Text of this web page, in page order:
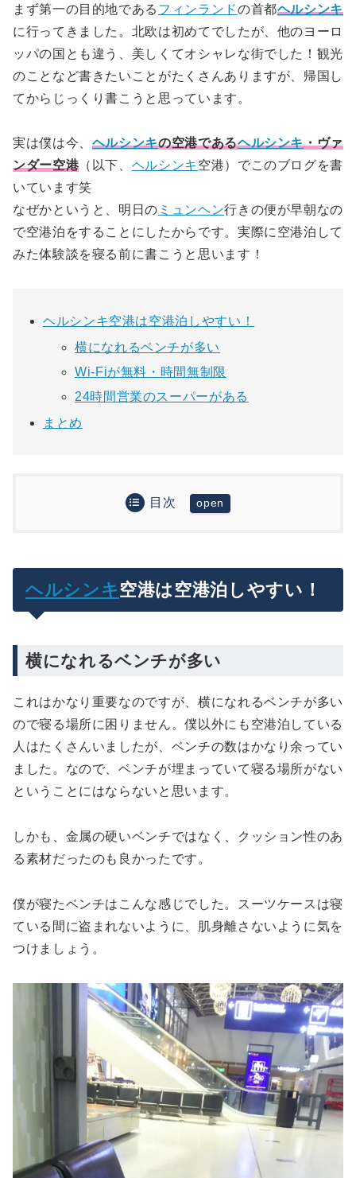
まず第一の目的地である フィンランドの首都ヘルシンキ
に行ってきました。北欧は初めてでしたが、他のヨーロ
ッパの国とも違う、美しくてオシャレな街でした！観光
のことなど書きたいことがたくさんありますが、帰国し
てからじっくり書こうと思っています。
実は僕は今、 ヘルシンキの空港であるヘルシンキ・ヴァ
ンダー空港（以下、 ヘルシンキ 空港）でこのブログを書
いています笑
なぜかというと、明日の ミュンヘン行きの便が早朝なの
で空港泊をすることにしたからです。実際に空港泊して
みた体験談を寝る前に書こうと思います！
ヘルシンキ空港は空港泊しやすい！
横になれるベンチが多い
Wi-Fiが無料・時間無制限
24時間営業のスーパーがある
まとめ
目次
Wi-Fiが無料・時間無制限
24時間営業のスーパーがある
ヘルシンキ空港は空港泊しやすい！
横になれるベンチが多い
これはかなり重要なのですが、横になれるベンチが多い
ので寝る場所に困りません。僕以外にも空港泊している
人はたくさんいましたが、ベンチの数はかなり余ってい
ました。なので、ベンチが埋まっていて寝る場所がない
ということにはならないと思います。
しかも、金属の硬いベンチではなく、クッション性のあ
る素材だったのも良かったです。
僕が寝たベンチはこんな感じでした。スーツケースは寝
ている間に盗まれないように、肌身離さないように気を
つけましょう。